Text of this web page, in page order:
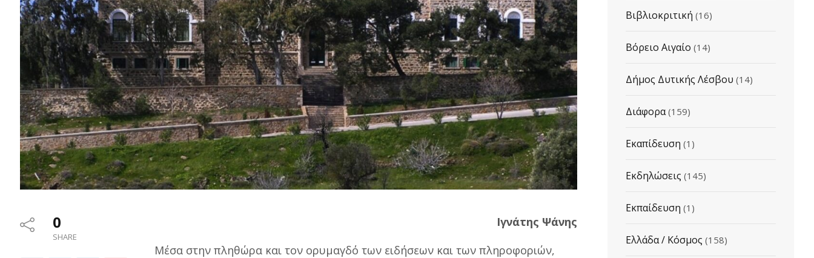
0
SHARE
Ιγνάτης Ψάνης
Μέσα στην πληθώρα και τον ορυμαγδό των ειδήσεων και των πληροφοριών,
Βιβλιοκριτική (16)
Βόρειο Αιγαίο (14)
Δήμος Δυτικής Λέσβου (14)
Διάφορα(159)
Εκαπίδευση (1)
Εκδηλώσεις (145)
Εκπαίδευση (1)
Ελλάδα / Κόσμος (158)